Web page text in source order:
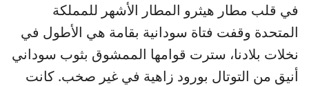
في قلب مطار هيثرو المطار الأشهر للمملكة
المتحدة وقفت فتاة سودانية بقامة هي الأطول في
نخلات بلادنا، سترت قوامها الممشوق بثوب سوداني
أنيق من التوتال بورود زاهية في غير صخب. كانت